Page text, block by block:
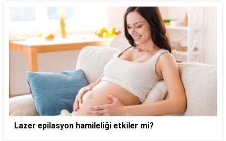
Lazer epilasyon hamileliği etkiler mi?